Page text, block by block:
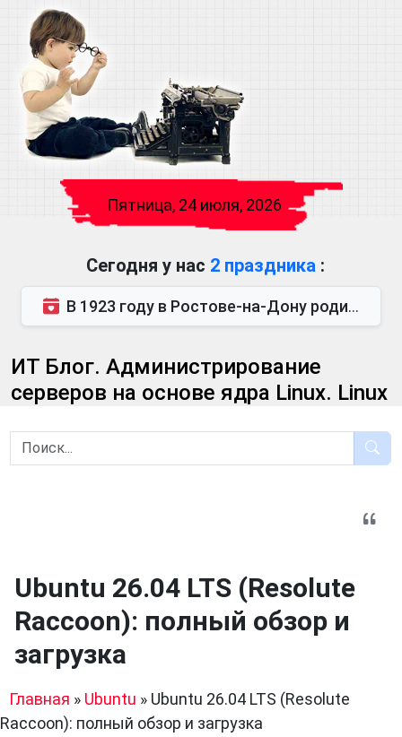
Пятница, 24 июля, 2026
Сегодня у нас 2 праздника :
В 1923 году в Ростове-на-Дону родился Виктор Михайлович Глушков. Под руководством Виктора Михайло...
ИТ Блог. Администрирование
серверов на основе ядра Linux. Linux
Ubuntu 26.04 LTS (Resolute
Raccoon): полный обзор и
загрузка
Главная » Ubuntu » Ubuntu 26.04 LTS (Resolute
Raccoon): полный обзор и загрузка